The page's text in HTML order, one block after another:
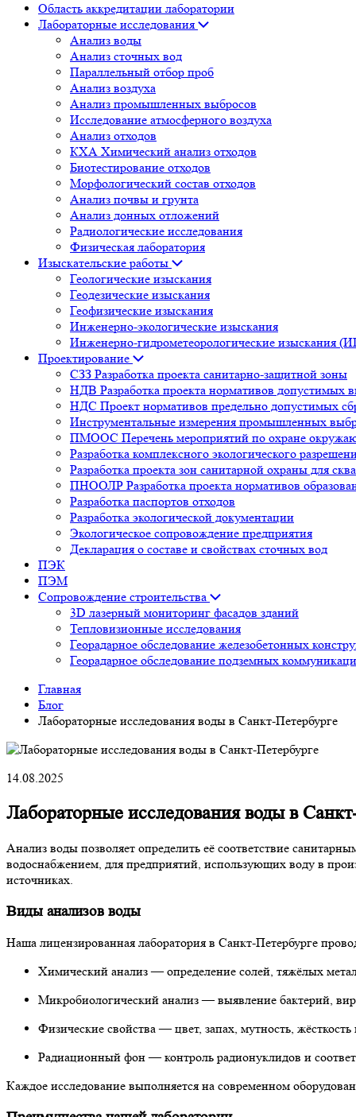
Область аккредитации лаборатории
Лабораторные исследования
Анализ воды
Анализ сточных вод
Параллельный отбор проб
Анализ воздуха
Анализ промышленных выбросов
Исследование атмосферного воздуха
Анализ отходов
КХА Химический анализ отходов
Биотестирование отходов
Морфологический состав отходов
Анализ почвы и грунта
Анализ донных отложений
Радиологические исследования
Физическая лаборатория
Изыскательские работы
Геологические изыскания
Геодезические изыскания
Геофизические изыскания
Инженерно-экологические изыскания
Инженерно-гидрометеорологические изыскания
Проектирование
СЗЗ Разработка проекта санитарно-защитной зоны
НДВ Разработка проекта нормативов допустимых
НДС Проект нормативов предельно допустимых
Инструментальные измерения промышленных
ПМООС Перечень мероприятий по охране
Разработка комплексного экологического
Разработка проекта зон санитарной охраны для
ПНООЛР Разработка проекта нормативов
Разработка паспортов отходов
Разработка экологической документации
Экологическое сопровождение предприятия
Декларация о составе и свойствах сточных вод
ПЭК
ПЭМ
Сопровождение строительства
3D лазерный мониторинг фасадов зданий
Тепловизионные исследования
Георадарное обследование железобетонных
Георадарное обследование подземных
Главная
Блог
Лабораторные исследования воды в Санкт-Петербурге
14.08.2025
Лабораторные исследования воды в
Анализ воды позволяет определить её соответствие
водоснабжением, для предприятий, использующих воду в
источниках.
Виды анализов воды
Наша лицензированная лаборатория в Санкт-Петербурге
Химический анализ — определение солей, тяжёлых
Микробиологический анализ — выявление бактерий,
Физические свойства — цвет, запах, мутность, жёсткость
Радиационный фон — контроль радионуклидов и
Каждое исследование выполняется на современном